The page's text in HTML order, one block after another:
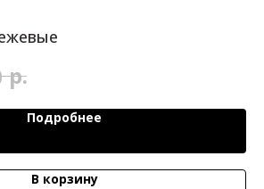
р.
Подробнее
В корзину